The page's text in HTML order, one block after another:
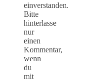
einverstanden.
Bitte
hinterlasse
nur
einen
Kommentar,
wenn
du
mit